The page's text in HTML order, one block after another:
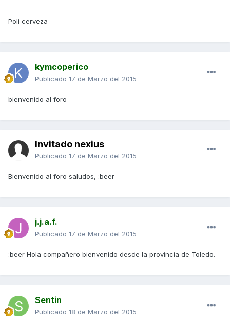
Poli cerveza_
kymcoperico
Publicado 17 de Marzo del 2015
bienvenido al foro
Invitado nexius
Publicado 17 de Marzo del 2015
Bienvenido al foro saludos, :beer
j.j.a.f.
Publicado 17 de Marzo del 2015
:beer Hola compañero bienvenido desde la provincia de Toledo.
Sentin
Publicado 18 de Marzo del 2015